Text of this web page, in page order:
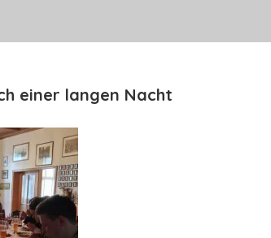
einer langen Nacht